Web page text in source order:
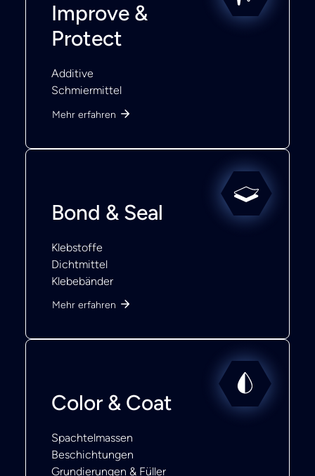
Improve &
Protect
Additive
Schmiermittel
Mehr erfahren
Bond & Seal
Klebstoffe
Dichtmittel
Klebebänder
Mehr erfahren
Color & Coat
Spachtelmassen
Beschichtungen
Grundierungen & Füller